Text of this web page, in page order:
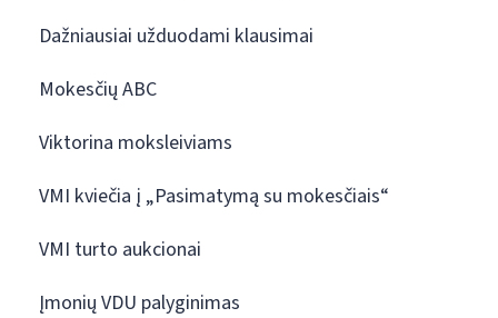
Dažniausiai užduodami klausimai
Mokesčių ABC
Viktorina moksleiviams
VMI kviečia į „Pasimatymą su mokesčiais“
VMI turto aukcionai
Įmonių VDU palyginimas